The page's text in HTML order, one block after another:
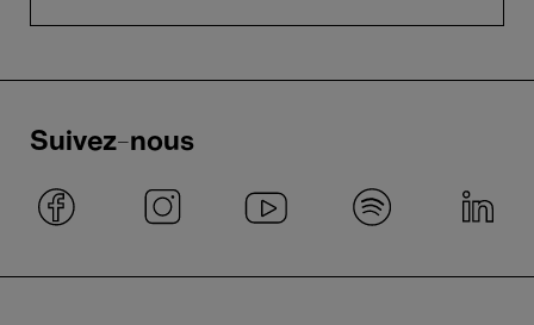
Suivez-nous